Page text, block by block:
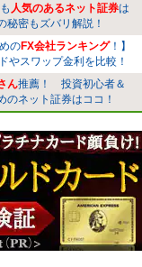
人気のあるネット証券は
密もズバリ解説！
のFX会社ランキング！】
やスワップ金利を比較！
ん推薦！ 投資初心者＆
のネット証券はココ！